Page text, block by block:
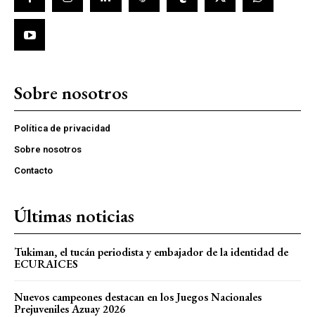
Sobre nosotros
Política de privacidad
Sobre nosotros
Contacto
Últimas noticias
Tukiman, el tucán periodista y embajador de la identidad de
ECURAICES
Nuevos campeones destacan en los Juegos Nacionales
Prejuveniles Azuay 2026